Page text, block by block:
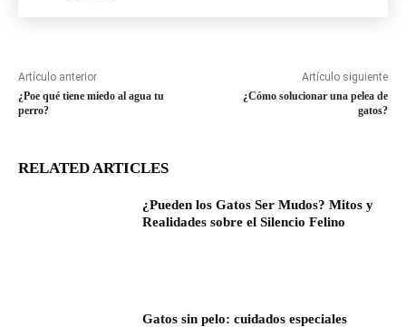
Artículo anterior
¿Poe qué tiene miedo al agua tu
perro?
Artículo siguiente
¿Cómo solucionar una pelea de
gatos?
RELATED ARTICLES
¿Pueden los Gatos Ser Mudos? Mitos y
Realidades sobre el Silencio Felino
Gatos sin pelo: cuidados especiales